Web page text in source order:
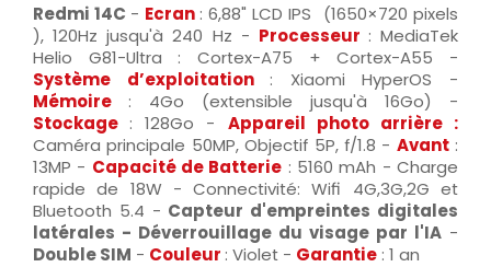
Redmi 14C - Ecran : 6,88" LCD IPS (1650×720 pixels
), 120Hz jusqu'à 240 Hz - Processeur : MediaTek
Helio G81-Ultra : Cortex-A75 + Cortex-A55 -
Système d’exploitation : Xiaomi HyperOS -
Mémoire : 4Go (extensible jusqu'à 16Go) -
Stockage : 128Go - Appareil photo arrière :
Caméra principale 50MP, Objectif 5P, f/1.8 - Avant :
13MP - Capacité de Batterie : 5160 mAh - Charge
rapide de 18W - Connectivité: Wifi 4G,3G,2G et
Bluetooth 5.4 - Capteur d'empreintes digitales
latérales - Déverrouillage du visage par l'IA -
Double SIM - Couleur : Violet - Garantie : 1 an